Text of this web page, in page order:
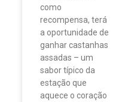
como
recompensa, terá
a oportunidade de
ganhar castanhas
assadas – um
sabor típico da
estação que
aquece o coração